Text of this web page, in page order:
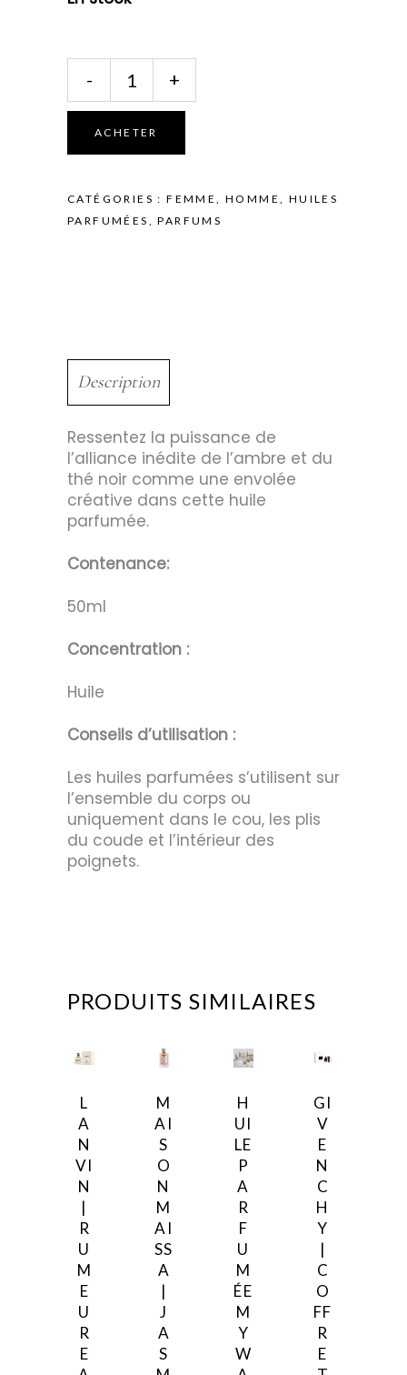
Parfumée
Louis
Vuitton
Imagination
quantity
- +
ACHETER
CATÉGORIES :FEMME,HOMME, HUILES
PARFUMÉES ,PARFUMS
Description
Ressentez la puissance de
l’alliance inédite de l’ambre et du
thé noir comme une envolée
créative dans cette huile
parfumée.
Contenance:
50ml
Concentration :
Huile
Conseils d’utilisation :
Les huiles parfumées s’utilisent sur
l’ensemble du corps ou
uniquement dans le cou, les plis
du coude et l’intérieur des
poignets.
PRODUITS SIMILAIRES
L
A
N
VI
N
|
R
U
M
E
U
R
E
M
AI
S
O
N
M
AI
SS
A
|
J
A
S
H
UI
LE
P
A
R
F
U
M
ÉE
M
Y
W
GI
V
E
N
C
H
Y
|
C
O
FF
R
E